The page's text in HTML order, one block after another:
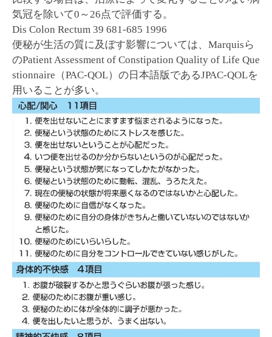
気冠を除いて0～26点で評価する。
Dis Colon Rectum 39 681-685 1996
便秘が生活の質に及ぼす影響については、Marquisら
のPatient Assessment of Constipation Quality of Life Que
stionnaire（PAC-QOL）の日本語版であるJPAC-QOLを
用いることが多い。